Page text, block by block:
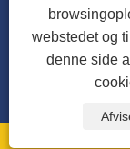
Industriel konsol,
webstedet og
denne side